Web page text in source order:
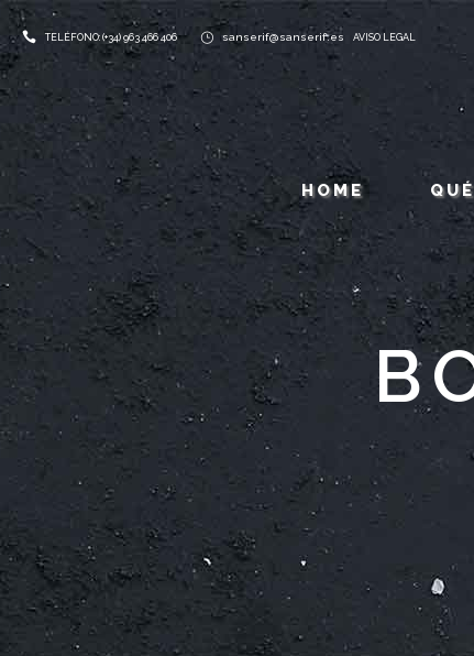
TELÉFONO: (+34) 963 466 406 sanserif@sanserif.es AVISO LEGAL
HOME